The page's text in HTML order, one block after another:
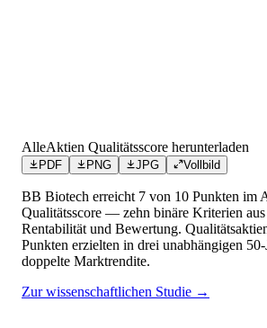
AlleAktien Qualitätsscore herunterladen
PDF PNG JPG Vollbild
BB Biotech erreicht 7 von 10 Punkten im
Qualitätsscore — zehn binäre Kriterien
Rentabilität und Bewertung.
Punkten erzielten in drei unabhängigen
doppelte Marktrendite.
Zur wissenschaftlichen Studie →